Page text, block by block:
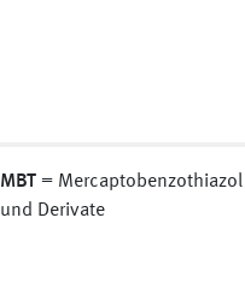
MBT = Mercaptobenzothiazol
und Derivate